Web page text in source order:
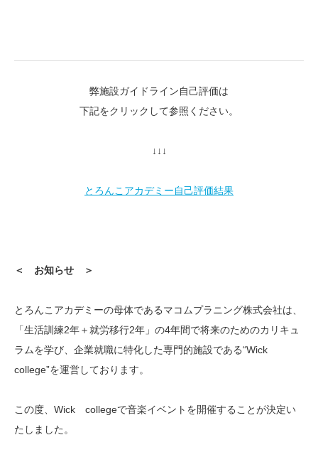
弊施設ガイドライン自己評価は
下記をクリックして参照ください。
↓↓↓
とろんこアカデミー自己評価結果
＜ お知らせ ＞
とろんこアカデミーの母体であるマコムプラニング株式会社は、
「生活訓練2年＋就労移行2年」の4年間で将来のためのカリキュ
ラムを学び、企業就職に特化した専門的施設である“Wick
college”を運営しております。
この度、Wick collegeで音楽イベントを開催することが決定い
たしました。